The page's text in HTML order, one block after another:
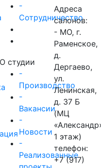
-
Сотрудничество
О студии
-
Производство
-
Вакансии
-
Новости
-
Реализованные
Адреса
салонов:
- МО, г.
Раменское,
д.
Дергаево,
ул.
Ленинская,
д. 37 Б
(МЦ
1 этаж)
телефон:
+7 (917)